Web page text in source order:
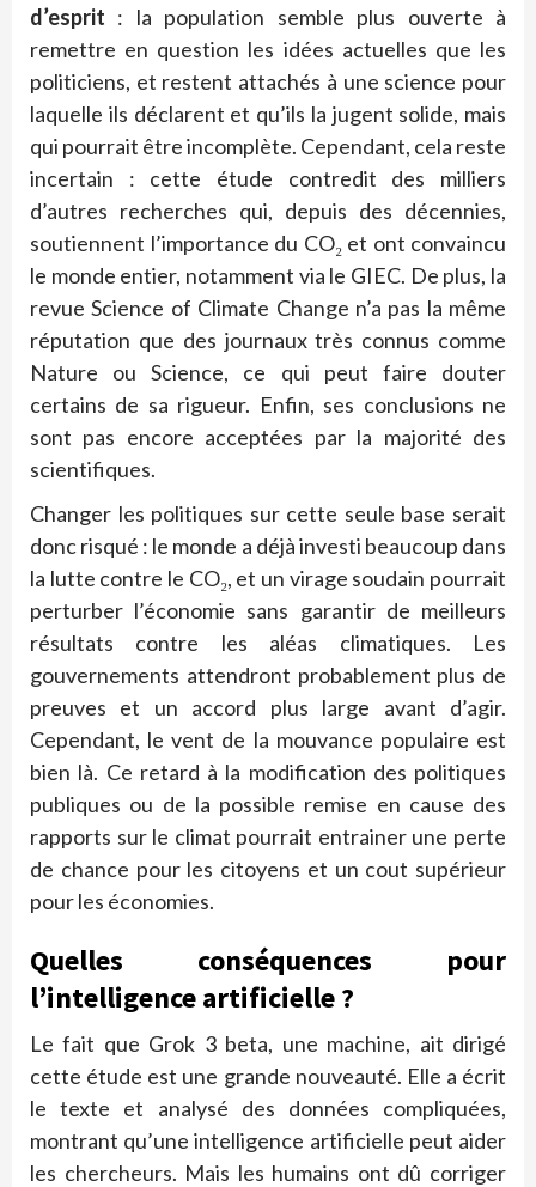
d’esprit : la population semble plus ouverte à
remettre en question les idées actuelles que les
politiciens, et restent attachés à une science pour
laquelle ils déclarent et qu’ils la jugent solide, mais
qui pourrait être incomplète. Cependant, cela reste
incertain : cette étude contredit des milliers
d’autres recherches qui, depuis des décennies,
soutiennent l’importance du CO₂ et ont convaincu
le monde entier, notamment via le GIEC. De plus, la
revue Science of Climate Change n’a pas la même
réputation que des journaux très connus comme
Nature ou Science, ce qui peut faire douter
certains de sa rigueur. Enfin, ses conclusions ne
sont pas encore acceptées par la majorité des
scientifiques.
Changer les politiques sur cette seule base serait
donc risqué : le monde a déjà investi beaucoup dans
la lutte contre le CO₂, et un virage soudain pourrait
perturber l’économie sans garantir de meilleurs
résultats contre les aléas climatiques. Les
gouvernements attendront probablement plus de
preuves et un accord plus large avant d’agir.
Cependant, le vent de la mouvance populaire est
bien là. Ce retard à la modification des politiques
publiques ou de la possible remise en cause des
rapports sur le climat pourrait entrainer une perte
de chance pour les citoyens et un cout supérieur
pour les économies.
Quelles conséquences pour
l’intelligence artificielle ?
Le fait que Grok 3 beta, une machine, ait dirigé
cette étude est une grande nouveauté. Elle a écrit
le texte et analysé des données compliquées,
montrant qu’une intelligence artificielle peut aider
les chercheurs. Mais les humains ont dû corriger